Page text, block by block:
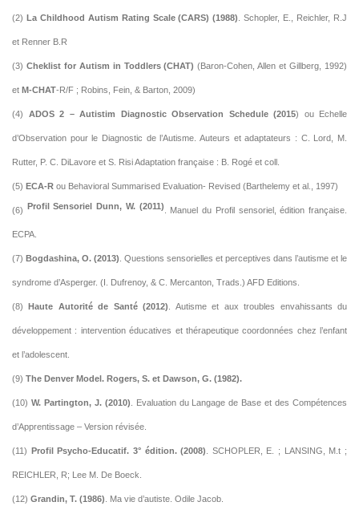
(2) La Childhood Autism Rating Scale (CARS) (1988) . Schopler, E., Reichler, R.J
et Renner B.R
(3) Cheklist for Autism in Toddlers (CHAT) (Baron-Cohen, Allen et Gillberg, 1992)
et M-CHAT-R/F ; Robins, Fein, & Barton, 2009)
(4) ADOS 2 – Autistim Diagnostic Observation Schedule (2015) ou Echelle
d’Observation pour le Diagnostic de l’Autisme. Auteurs et adaptateurs : C. Lord, M.
Rutter, P. C. DiLavore et S. Risi Adaptation française : B. Rogé et coll.
(5) ECA-R ou Behavioral Summarised Evaluation- Revised (Barthelemy et al., 1997)
(6) Profil Sensoriel Dunn, W. (2011) . Manuel du Profil sensoriel, édition française.
ECPA.
(7) Bogdashina, O. (2013) . Questions sensorielles et perceptives dans l’autisme et le
syndrome d’Asperger. (I. Dufrenoy, & C. Mercanton, Trads.) AFD Editions.
(8) Haute Autorité de Santé (2012) . Autisme et aux troubles envahissants du
développement : intervention éducatives et thérapeutique coordonnées chez l’enfant
et l’adolescent.
(9) The Denver Model. Rogers, S. et Dawson, G. (1982).
(10) W. Partington, J. (2010) . Evaluation du Langage de Base et des Compétences
d’Apprentissage – Version révisée.
(11) Profil Psycho-Educatif. 3° édition. (2008) . SCHOPLER, E. ; LANSING, M.t ;
REICHLER, R; Lee M. De Boeck.
(12) Grandin, T. (1986) . Ma vie d’autiste. Odile Jacob.